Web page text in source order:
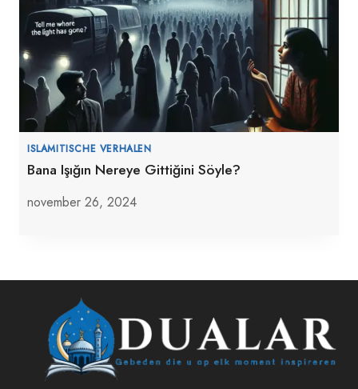
ISLAMITISCHE VERHALEN
Bana Işığın Nereye Gittiğini Söyle?
november 26, 2024